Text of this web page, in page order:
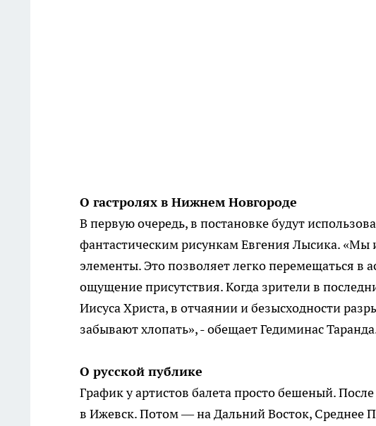
О гастролях в Нижнем Новгороде
В первую очередь, в постановке будут
фантастическим рисункам Евгения Лысика. «Мы
элементы. Это позволяет легко перемещаться в
ощущение присутствия. Когда зрители в
Иисуса Христа, в отчаянии и безысходности
забывают хлопать», - обещает Гедиминас
О русской публике
График у артистов балета просто бешеный.
в Ижевск. Потом — на Дальний Восток, Среднее